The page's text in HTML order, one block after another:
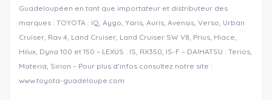
Guadeloupéen en tant que importateur et distributeur des
marques : TOYOTA : IQ, Aygo, Yaris, Auris, Avensis, Verso, Urban
Cruiser, Rav 4, Land Cruiser, Land Cruiser SW V8, Prius, Hiace,
Hilux, Dyna 100 et 150 – LEXUS : IS, RX350, IS-F – DAIHATSU : Terios,
Materia, Sirion – Pour plus d’infos consultez notre site :
www.toyota-guadeloupe.com